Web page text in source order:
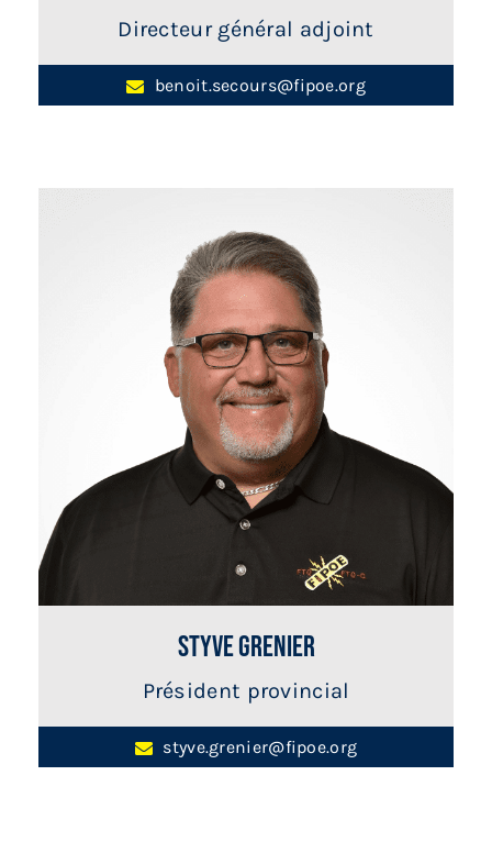
Directeur général adjoint
benoit.secours@fipoe.org
Styve Grenier
Président provincial
styve.grenier@fipoe.org